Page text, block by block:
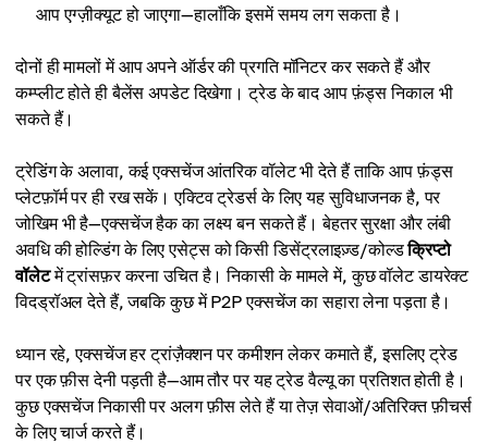
आप एग्ज़ीक्यूट हो जाएगा—हालाँकि इसमें समय लग सकता है।
दोनों ही मामलों में आप अपने ऑर्डर की प्रगति मॉनिटर कर सकते हैं और
कम्प्लीट होते ही बैलेंस अपडेट दिखेगा। ट्रेड के बाद आप फ़ंड्स निकाल भी
सकते हैं।
ट्रेडिंग के अलावा, कई एक्सचेंज आंतरिक वॉलेट भी देते हैं ताकि आप फ़ंड्स
प्लेटफ़ॉर्म पर ही रख सकें। एक्टिव ट्रेडर्स के लिए यह सुविधाजनक है, पर
जोखिम भी है—एक्सचेंज हैक का लक्ष्य बन सकते हैं। बेहतर सुरक्षा और लंबी
अवधि की होल्डिंग के लिए एसेट्स को किसी डिसेंट्रलाइज़्ड/कोल्डक्रिप्टो
वॉलेटमें ट्रांसफ़र करना उचित है। निकासी के मामले में, कुछ वॉलेट डायरेक्ट
विदड्रॉअल देते हैं, जबकि कुछ में P2P एक्सचेंज का सहारा लेना पड़ता है।
ध्यान रहे, एक्सचेंज हर ट्रांज़ैक्शन पर कमीशन लेकर कमाते हैं, इसलिए ट्रेड
पर एक फ़ीस देनी पड़ती है—आम तौर पर यह ट्रेड वैल्यू का प्रतिशत होती है।
कुछ एक्सचेंज निकासी पर अलग फ़ीस लेते हैं या तेज़ सेवाओं/अतिरिक्त फ़ीचर्स
के लिए चार्ज करते हैं।